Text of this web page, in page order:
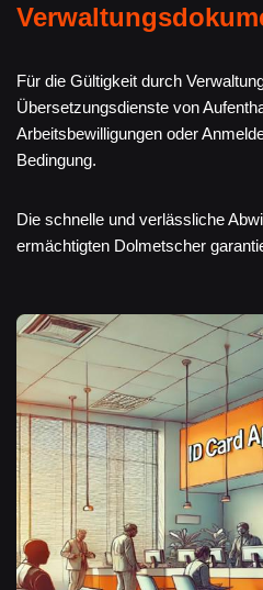
Für die Gültigkeit durch
Übersetzungsdienste von
Arbeitsbewilligungen oder
Bedingung.
Die schnelle und verlässliche
ermächtigten Dolmetscher